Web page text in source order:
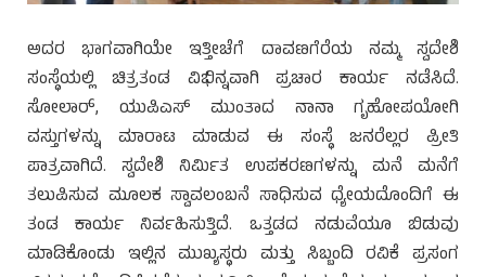
ಅದರ ಭಾಗವಾಗಿಯೇ ಇತ್ತೀಚೆಗೆ ದಾವಣಗೆರೆಯ ನಮ್ಮ ಸ್ವದೇಶಿ
ಸಂಸ್ಥೆಯಲ್ಲಿ ಚಿತ್ರತಂಡ ವಿಭಿನ್ನವಾಗಿ ಪ್ರಚಾರ ಕಾರ್ಯ ನಡೆಸಿದೆ.
ಸೋಲಾರ್, ಯುಪಿಎಸ್ ಮುಂತಾದ ನಾನಾ ಗೃಹೋಪಯೋಗಿ
ವಸ್ತುಗಳನ್ನು ಮಾರಾಟ ಮಾಡುವ ಈ ಸಂಸ್ಥೆ ಜನರೆಲ್ಲರ ಪ್ರೀತಿ
ಪಾತ್ರವಾಗಿದೆ. ಸ್ವದೇಶಿ ನಿರ್ಮಿತ ಉಪಕರಣಗಳನ್ನು ಮನೆ ಮನೆಗೆ
ತಲುಪಿಸುವ ಮೂಲಕ ಸ್ವಾವಲಂಬನೆ ಸಾಧಿಸುವ ಧ್ಯೇಯದೊಂದಿಗೆ ಈ
ತಂಡ ಕಾರ್ಯ ನಿರ್ವಹಿಸುತ್ತಿದೆ. ಒತ್ತಡದ ನಡುವೆಯೂ ಬಿಡುವು
ಮಾಡಿಕೊಂಡು ಇಲ್ಲಿನ ಮುಖ್ಯಸ್ಥರು ಮತ್ತು ಸಿಬ್ಬಂದಿ ರವಿಕೆ ಪ್ರಸಂಗ